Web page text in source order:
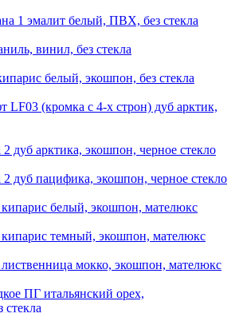
1 эмалит белый, ПВХ, без стекла
винил, без стекла
белый, экошпон, без стекла
LF03 (кромка с 4-х строн) дуб арктик,
дуб арктика, экошпон, черное стекло
дуб пацифика, экошпон, черное стекло
белый, экошпон, мателюкс
темный, экошпон, мателюкс
мокко, экошпон, мателюкс
ПГ итальянский орех,
стекла